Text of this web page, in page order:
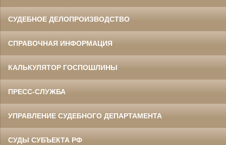
СУДЕБНОЕ ДЕЛОПРОИЗВОДСТВО
СПРАВОЧНАЯ ИНФОРМАЦИЯ
КАЛЬКУЛЯТОР ГОСПОШЛИНЫ
ПРЕСС-СЛУЖБА
УПРАВЛЕНИЕ СУДЕБНОГО ДЕПАРТАМЕНТА
СУДЫ СУБЪЕКТА РФ